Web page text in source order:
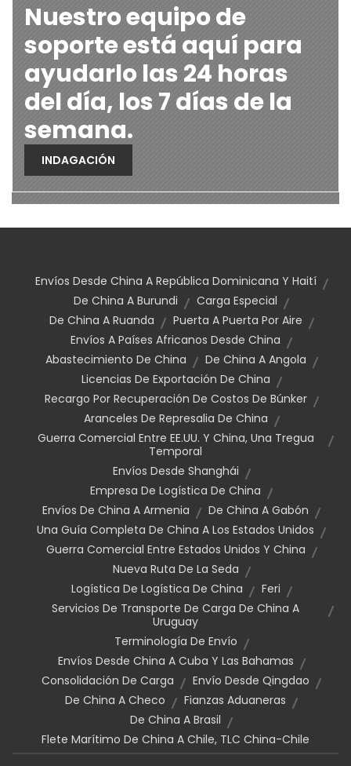
Nuestro equipo de
soporte está aquí para
ayudarlo las 24 horas
del día, los 7 días de la
semana.
INDAGACIÓN
Envíos Desde China A República Dominicana Y Haití
De China A Burundi
Carga Especial
De China A Ruanda
Puerta A Puerta Por Aire
Envíos A Países Africanos Desde China
Abastecimiento De China
De China A Angola
Licencias De Exportación De China
Recargo Por Recuperación De Costos De Búnker
Aranceles De Represalia De China
Guerra Comercial Entre EE.UU. Y China, Una Tregua
Temporal
Envíos Desde Shanghái
Empresa De Logística De China
Envíos De China A Armenia
De China A Gabón
Una Guía Completa De China A Los Estados Unidos
Guerra Comercial Entre Estados Unidos Y China
Nueva Ruta De La Seda
Logística De Logística De China
Feri
Servicios De Transporte De Carga De China A
Uruguay
Terminología De Envío
Envíos Desde China A Cuba Y Las Bahamas
Consolidación De Carga
Envío Desde Qingdao
De China A Checo
Fianzas Aduaneras
De China A Brasil
Flete Marítimo De China A Chile, TLC China-Chile